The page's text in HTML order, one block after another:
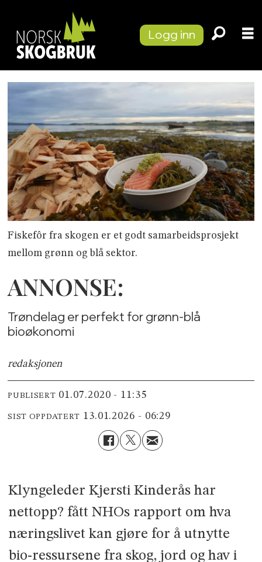
Logg inn
Fiskefôr fra skogen er et godt samarbeidsprosjekt
mellom grønn og blå sektor.
ANNONSE:
Trøndelag er perfekt for grønn-blå
bioøkonomi
redaksjonen
PUBLISERT 01.07.2020 - 11:35
SIST OPPDATERT 13.01.2026 - 06:29
Klyngeleder Kjersti Kinderås har
nettopp? fått NHOs rapport om hva
næringslivet kan gjøre for å utnytte
bio-ressursene fra skog, jord og hav i